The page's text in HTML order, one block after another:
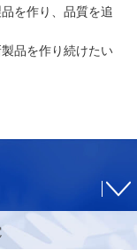
を作り、品質を追
品を作り続けたい